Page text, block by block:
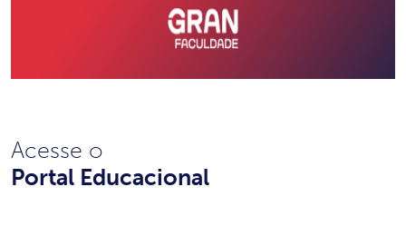
Acesse o
Portal Educacional